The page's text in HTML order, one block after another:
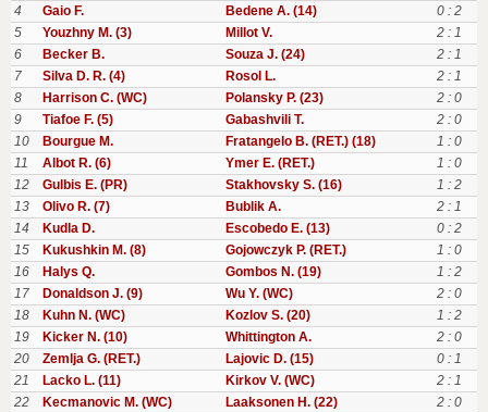
4
Gaio F. Bedene A. (14)
0 : 2
5
Youzhny M. (3) Millot V.
2 : 1
6
Becker B. Souza J. (24)
2 : 1
7
Silva D. R. (4) Rosol L.
2 : 1
8
Harrison C. (WC) Polansky P. (23)
2 : 0
9
Tiafoe F. (5) Gabashvili T.
2 : 0
10
Bourgue M. Fratangelo B. (RET.) (18)
1 : 0
11
Albot R. (6) Ymer E. (RET.)
1 : 0
12
Gulbis E. (PR) Stakhovsky S. (16)
1 : 2
13
Olivo R. (7) Bublik A.
2 : 1
14
Kudla D. Escobedo E. (13)
0 : 2
15
Kukushkin M. (8) Gojowczyk P. (RET.)
1 : 0
16
Halys Q. Gombos N. (19)
1 : 2
17
Donaldson J. (9) Wu Y. (WC)
2 : 0
18
Kuhn N. (WC) Kozlov S. (20)
1 : 2
19
Kicker N. (10) Whittington A.
2 : 0
20
Zemlja G. (RET.) Lajovic D. (15)
0 : 1
21
Lacko L. (11) Kirkov V. (WC)
2 : 1
22
Kecmanovic M. (WC) Laaksonen H. (22)
2 : 0